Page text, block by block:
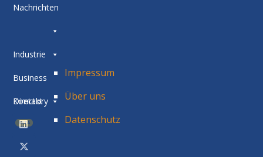
Nachrichten
Industrie
Business
Directory
BETA
Kontakt
Impressum
Über uns
Datenschutz